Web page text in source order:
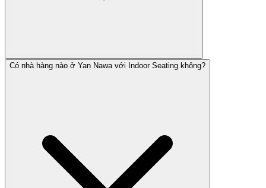
Có nhà hàng nào ở Yan Nawa với Indoor Seating không?